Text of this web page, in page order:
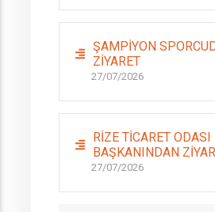
ŞAMPİYON
ZİYARET
27/07/2026
RİZE TİCARET
BAŞKANINDAN
27/07/2026